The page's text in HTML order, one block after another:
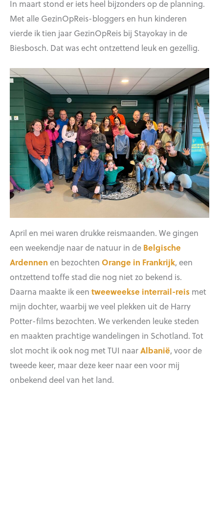
In maart stond er iets heel bijzonders op de planning.
Met alle GezinOpReis-bloggers en hun kinderen
vierde ik tien jaar GezinOpReis bij Stayokay in de
Biesbosch. Dat was echt ontzettend leuk en gezellig.
April en mei waren drukke reismaanden. We gingen
een weekendje naar de natuur in de Belgische
Ardennen en bezochten Orange in Frankrijk, een
ontzettend toffe stad die nog niet zo bekend is.
Daarna maakte ik een tweeweekse interrail-reis met
mijn dochter, waarbij we veel plekken uit de Harry
Potter-films bezochten. We verkenden leuke steden
en maakten prachtige wandelingen in Schotland. Tot
slot mocht ik ook nog met TUI naarAlbanië, voor de
tweede keer, maar deze keer naar een voor mij
onbekend deel van het land.